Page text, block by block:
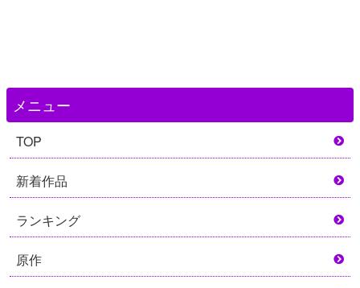
メニュー
TOP
新着作品
ランキング
原作